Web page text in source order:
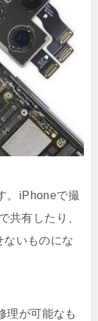
。iPhoneで撮
共有したり、
ないものにな
理が可能なも